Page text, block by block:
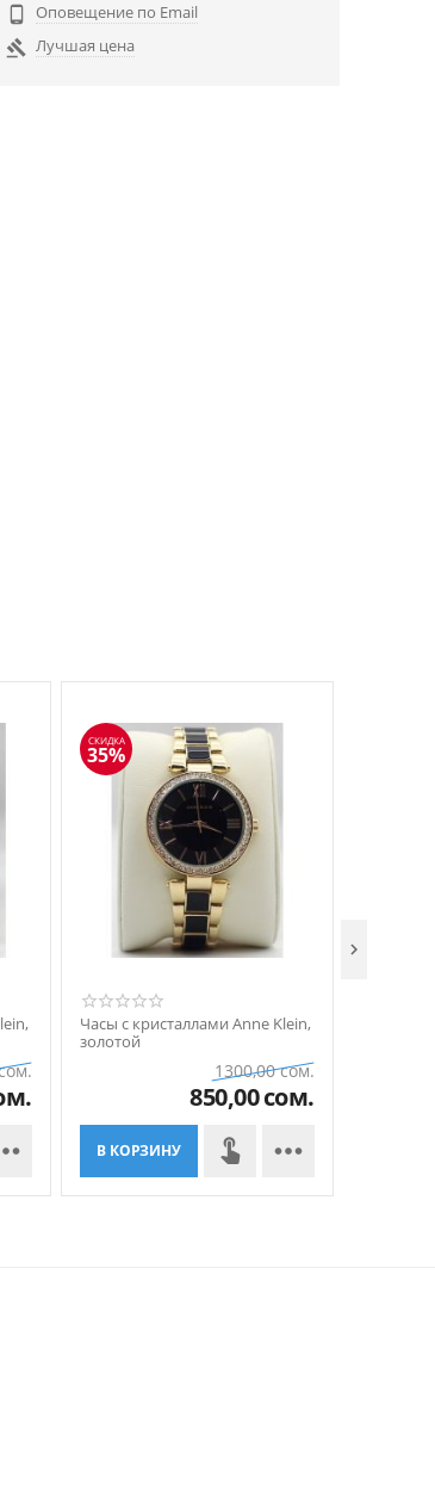

Оповещение по Email
 Лучшая цена
СКИДКА
35%
Часы с кристаллами Anne Klein,
золотой
1300,00 сом.
850,00сом.
В КОРЗИНУ 
